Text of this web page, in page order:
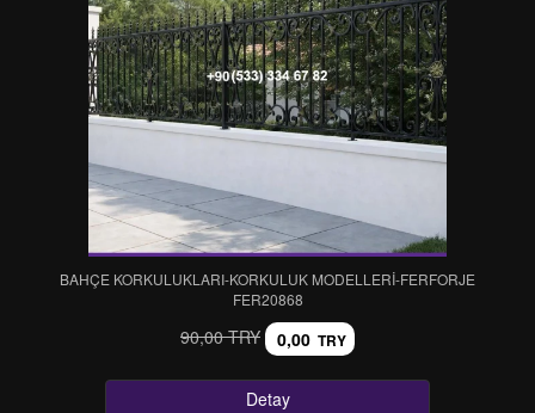
BAHÇE KORKULUKLARI-KORKULUK MODELLERİ-FERFORJE
FER20868
90,00 TRY 0,00 TRY
Detay